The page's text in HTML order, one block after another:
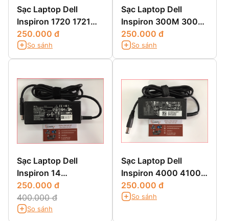
Sạc Laptop Dell
Inspiron 1720 1721
1749 1750 1764
250.000 đ
So sánh
Sạc Laptop Dell
Inspiron 300M 3000
3200 3500 3700
3800
250.000 đ
So sánh
Sạc Laptop Dell
Inspiron 14
3451,3451,14 3000
3451,14-3451
250.000 đ
400.000 đ
So sánh
Sạc Laptop Dell
Inspiron 4000 4100
4150
250.000 đ
So sánh